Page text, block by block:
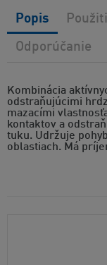
Kombinácia
odstraňujúcimi
mazacími
kontaktov a
tuku. Udržuje
oblastiach. Má
Popis
Odporúčanie